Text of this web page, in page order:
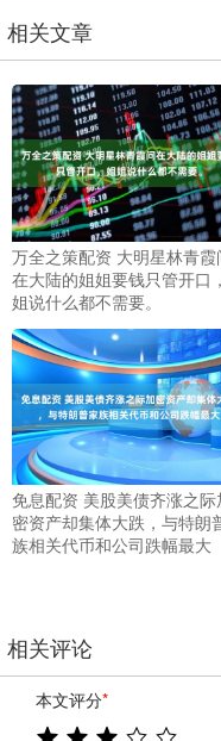
相关文章
万全之策配资 大明星林青霞
在大陆的姐姐要钱只管开口
姐说什么都不需要。
免息配资 美股美债齐涨之际
密资产却集体大跌，与特朗
族相关代币和公司跌幅最大
相关评论
本文评分*